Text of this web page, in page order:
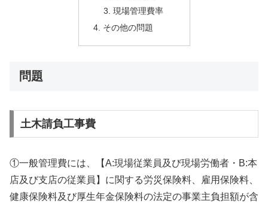
現場管理費率
その他の問題
問題
土木請負工事費
①一般管理費には、【A:現場従業員及び現場労働者・B:本
店及び支店の従業員】に関する労災保険料、雇用保険料、
健康保険料及び厚生年金保険料の法定の事業主負担額が含